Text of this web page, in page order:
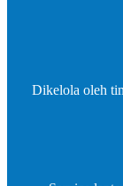
Dikelola oleh